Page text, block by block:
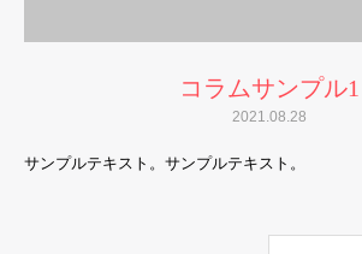
コラムサンプル1
2021.08.28
サンプルテキスト。サンプルテキスト。